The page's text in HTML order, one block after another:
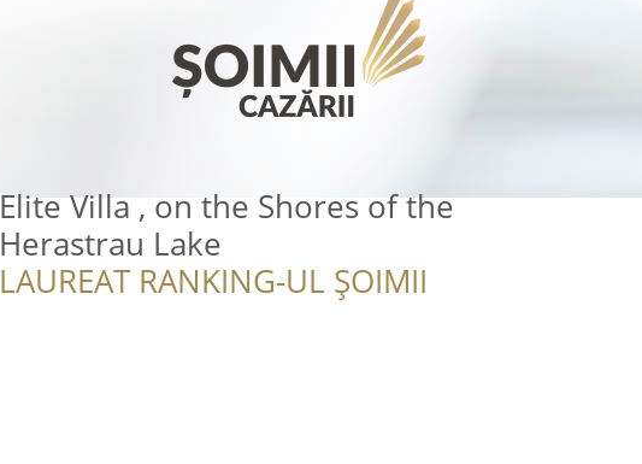
Elite Villa , on the Shores of the
Herastrau Lake
LAUREAT RANKING-UL ȘOIMII